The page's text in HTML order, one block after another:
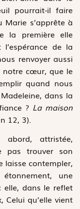
pourrait-il faire
s’apprête à
la première elle
de la
renvoyer aussi
notre cœur, que le
quand nous
dans la
? La maison
12, 3).
abord, attristée,
pas trouver son
laisse contempler,
une
elle, dans le reflet
Celui qu’elle vient